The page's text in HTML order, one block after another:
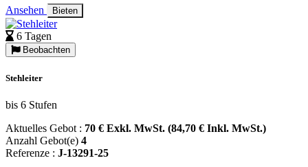
Ansehen Bieten
6 Tagen
Beobachten
Stehleiter
bis 6 Stufen
Aktuelles Gebot : 70 € Exkl. MwSt. (84,70 € Inkl. MwSt.)
Anzahl Gebot(e) 4
Referenze : J-13291-25